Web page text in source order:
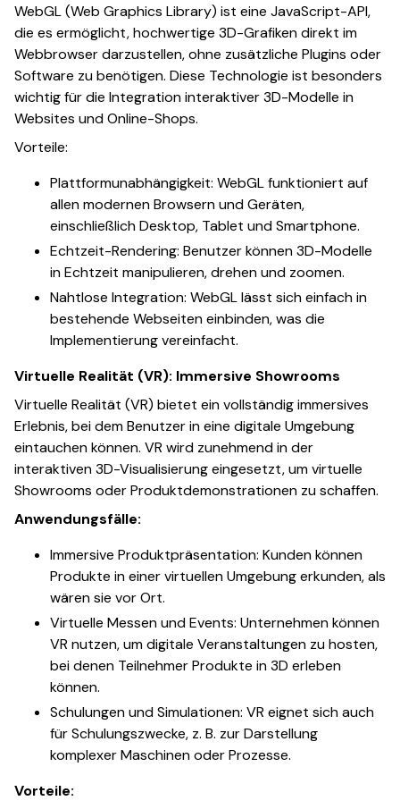
WebGL (Web Graphics Library) ist eine JavaScript-API,
die es ermöglicht, hochwertige 3D-Grafiken direkt im
Webbrowser darzustellen, ohne zusätzliche Plugins oder
Software zu benötigen. Diese Technologie ist besonders
wichtig für die Integration interaktiver 3D-Modelle in
Websites und Online-Shops.
Vorteile:
Plattformunabhängigkeit: WebGL funktioniert auf
allen modernen Browsern und Geräten,
einschließlich Desktop, Tablet und Smartphone.
Echtzeit-Rendering: Benutzer können 3D-Modelle
in Echtzeit manipulieren, drehen und zoomen.
Nahtlose Integration: WebGL lässt sich einfach in
bestehende Webseiten einbinden, was die
Implementierung vereinfacht.
Virtuelle Realität (VR): Immersive Showrooms
Virtuelle Realität (VR) bietet ein vollständig immersives
Erlebnis, bei dem Benutzer in eine digitale Umgebung
eintauchen können. VR wird zunehmend in der
interaktiven 3D-Visualisierung eingesetzt, um virtuelle
Showrooms oder Produktdemonstrationen zu schaffen.
Anwendungsfälle:
Immersive Produktpräsentation: Kunden können
Produkte in einer virtuellen Umgebung erkunden, als
wären sie vor Ort.
Virtuelle Messen und Events: Unternehmen können
VR nutzen, um digitale Veranstaltungen zu hosten,
bei denen Teilnehmer Produkte in 3D erleben
können.
Schulungen und Simulationen: VR eignet sich auch
für Schulungszwecke, z. B. zur Darstellung
komplexer Maschinen oder Prozesse.
Vorteile: